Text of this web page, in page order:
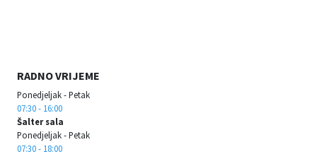
RADNO VRIJEME
Ponedjeljak - Petak
07:30 - 16:00
Šalter sala
Ponedjeljak - Petak
07:30 - 18:00